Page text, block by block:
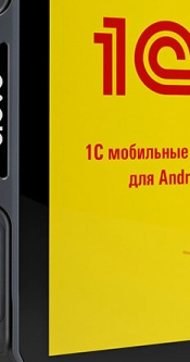
SM
HT
Мидл
Mercury